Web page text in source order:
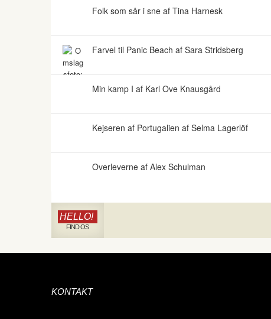
Folk som sår i sne af Tina Harnesk
Farvel til Panic Beach af Sara Stridsberg
Min kamp I af Karl Ove Knausgård
Kejseren af Portugalien af Selma Lagerlöf
Overleverne af Alex Schulman
HELLO!
FIND OS
KONTAKT